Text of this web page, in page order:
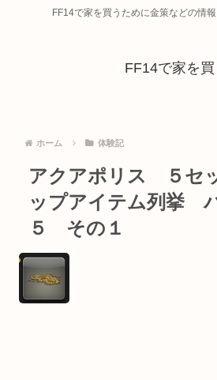
FF14で家を買うために金策などの情報
FF14で家を買
ホーム 体験記
アクアポリス ５セ
ップアイテム列挙
５ その１